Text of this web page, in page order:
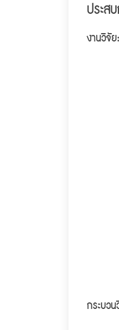
ประส
งานวิจัย:
กระบว